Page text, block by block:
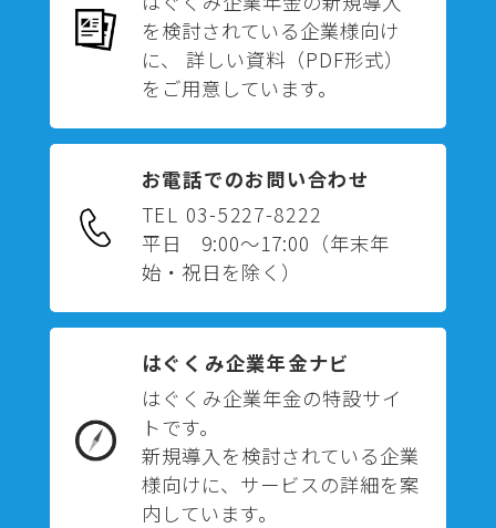
を検討されている企業様向け
に、 詳しい資料（PDF形式）
をご用意しています。
お電話でのお問い合わせ
TEL 03-5227-8222
平日 9:00～17:00 （年末年
始・祝日を除く）
はぐくみ企業年金ナビ
はぐくみ企業年金の特設サイ
トです。
新規導入を検討されている企業
様向けに、サービスの詳細を案
内しています。